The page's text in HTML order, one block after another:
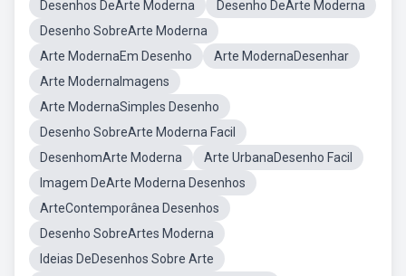
Desenhos DeArte Moderna
Desenho DeArte Moderna
Desenho SobreArte Moderna
Arte ModernaEm Desenho
Arte ModernaDesenhar
Arte ModernaImagens
Arte ModernaSimples Desenho
Desenho SobreArte Moderna Facil
DesenhomArte Moderna
Arte UrbanaDesenho Facil
Imagem DeArte Moderna Desenhos
ArteContemporânea Desenhos
Desenho SobreArtes Moderna
Ideias DeDesenhos Sobre Arte